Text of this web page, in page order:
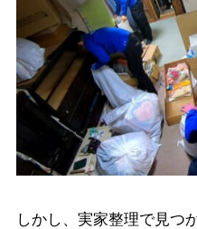
しかし、実家整理で見つ